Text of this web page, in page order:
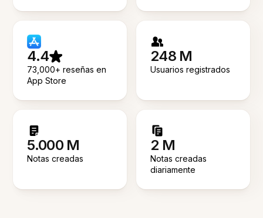
4.4
73,000+ reseñas en
App Store
248 M
Usuarios registrados
5.000 M
Notas creadas
2 M
Notas creadas
diariamente